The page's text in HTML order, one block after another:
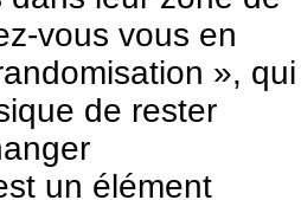
vous vous en
», qui
de rester
un élément